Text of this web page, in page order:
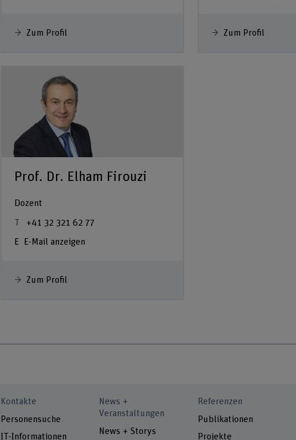
Zum Profil Zum Profil
Prof. Dr. Elham Firouzi
Dozent
+41 32 321 62 77
E-Mail anzeigen
Zum Profil
Kontakte
Personensuche
IT-Informationen
News +
Veranstaltungen
News + Storys
Referenzen
Publikationen
Projekte